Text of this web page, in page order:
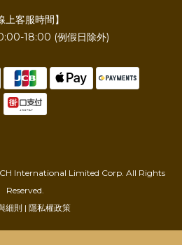
上客服時間】
18:00 (例假日除外)
International Limited Corp. All Rights
Reserved.
細則 | 隱私權政策